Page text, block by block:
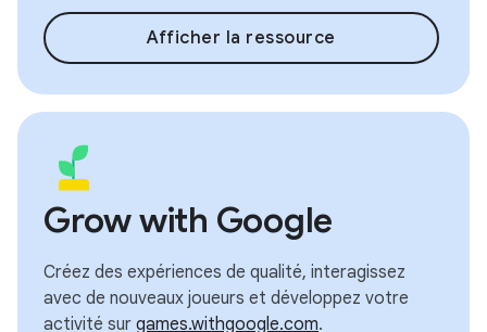
Afficher la ressource
Grow with Google
Créez des expériences de qualité, interagissez
avec de nouveaux joueurs et développez votre
activité sur games.withgoogle.com.